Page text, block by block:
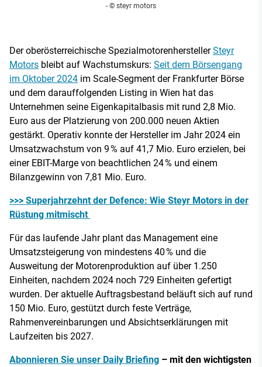
- © steyr motors
Der oberösterreichische SpezialmotorenherstellerSteyr
Motors bleibt auf Wachstumskurs: Seit dem Börsengang
im Oktober 2024 im Scale-Segment der Frankfurter Börse
und dem darauffolgenden Listing in Wien hat das
Unternehmen seine Eigenkapitalbasis mit rund 2,8 Mio.
Euro aus der Platzierung von 200.000 neuen Aktien
gestärkt. Operativ konnte der Hersteller im Jahr 2024 ein
Umsatzwachstum von 9 % auf 41,7 Mio. Euro erzielen, bei
einer EBIT-Marge von beachtlichen 24 % und einem
Bilanzgewinn von 7,81 Mio. Euro.
>>> Superjahrzehnt der Defence: Wie Steyr Motors in der
Rüstung mitmischt
Für das laufende Jahr plant das Management eine
Umsatzsteigerung von mindestens 40 % und die
Ausweitung der Motorenproduktion auf über 1.250
Einheiten, nachdem 2024 noch 729 Einheiten gefertigt
wurden. Der aktuelle Auftragsbestand beläuft sich auf rund
150 Mio. Euro, gestützt durch feste Verträge,
Rahmenvereinbarungen und Absichtserklärungen mit
Laufzeiten bis 2027.
Abonnieren Sie unser Daily Briefing – mit den wichtigsten